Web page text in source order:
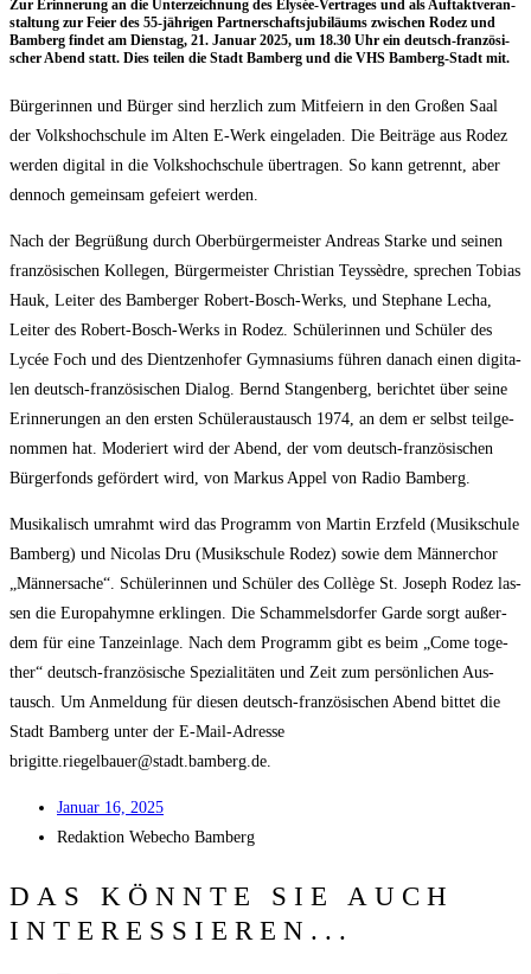
Zur Erin­ne­rung an die Unter­zeich­nung des Ély­sée-Ver­tra­ges und als Auf­takt­ver­an­
stal­tung zur Fei­er des 55-jäh­ri­gen Part­ner­schafts­ju­bi­lä­ums zwi­schen Rodez und
Bam­berg fin­det am Diens­tag, 21. Janu­ar 2025, um 18.30 Uhr ein deutsch-fran­zö­si­
scher Abend statt. Dies tei­len die Stadt Bam­berg und die VHS Bam­berg-Stadt mit.
Bür­ge­rin­nen und Bür­ger sind herz­lich zum Mit­fei­ern in den Gro­ßen Saal
der Volks­hoch­schu­le im Alten E‑Werk ein­ge­la­den. Die Bei­trä­ge aus Rodez
wer­den digi­tal in die Volks­hoch­schu­le über­tra­gen. So kann getrennt, aber
den­noch gemein­sam gefei­ert werden.
Nach der Begrü­ßung durch Ober­bür­ger­meis­ter Andre­as Star­ke und sei­nen
fran­zö­si­schen Kol­le­gen, Bür­ger­meis­ter Chris­ti­an Teyssèd­re, spre­chen Tobi­as
Hauk, Lei­ter des Bam­ber­ger Robert-Bosch-Werks, und Ste­pha­ne Lecha,
Lei­ter des Robert-Bosch-Werks in Rodez. Schü­le­rin­nen und Schü­ler des
Lycée Foch und des Dient­zen­ho­fer Gym­na­si­ums füh­ren danach einen digi­ta­
len deutsch-fran­zö­si­schen Dia­log. Bernd Stan­gen­berg, berich­tet über sei­ne
Erin­ne­run­gen an den ers­ten Schü­ler­aus­tausch 1974, an dem er selbst teil­ge­
nom­men hat. Mode­riert wird der Abend, der vom deutsch-fran­zö­si­schen
Bür­ger­fonds geför­dert wird, von Mar­kus Appel von Radio Bamberg.
Musi­ka­lisch umrahmt wird das Pro­gramm von Mar­tin Erz­feld (Musik­schu­le
Bam­berg) und Nico­las Dru (Musik­schu­le Rodez) sowie dem Män­ner­chor
„Män­ner­sa­che“. Schü­le­rin­nen und Schü­ler des Col­lè­ge St. Joseph Rodez las­
sen die Euro­pa­hym­ne erklin­gen. Die Scham­mels­dor­fer Gar­de sorgt außer­
dem für eine Tanz­ein­la­ge. Nach dem Pro­gramm gibt es beim „Come tog­e­
ther“ deutsch-fran­zö­si­sche Spe­zia­li­tä­ten und Zeit zum per­sön­li­chen Aus­
tausch. Um Anmel­dung für die­sen deutsch-fran­zö­si­schen Abend bit­tet die
Stadt Bam­berg unter der E‑Mail-Adres­se
brigitte.riegelbauer@stadt.bamberg.de.
Janu­ar 16, 2025
Redak­ti­on Web­echo Bamberg
DAS KÖNNTE SIE AUCH
INTERESSIEREN...